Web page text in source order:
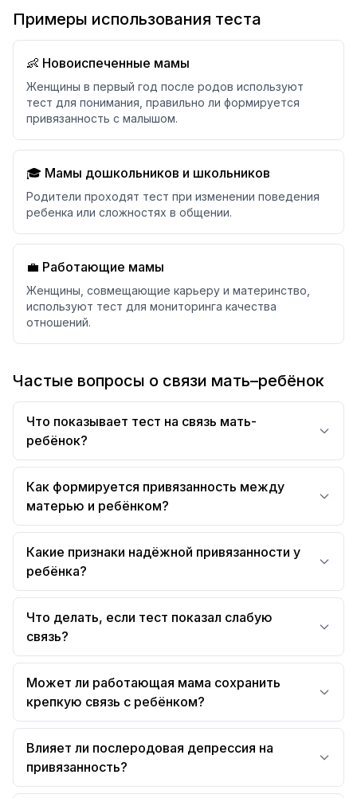
Примеры использования теста
👶 Новоиспеченные мамы
Женщины в первый год после родов используют
тест для понимания, правильно ли формируется
привязанность с малышом.
🎓 Мамы дошкольников и школьников
Родители проходят тест при изменении поведения
ребенка или сложностях в общении.
💼 Работающие мамы
Женщины, совмещающие карьеру и материнство,
используют тест для мониторинга качества
отношений.
Частые вопросы о связи мать–ребёнок
Что показывает тест на связь мать-
ребёнок?
Как формируется привязанность между
матерью и ребёнком?
Какие признаки надёжной привязанности у
ребёнка?
Что делать, если тест показал слабую
связь?
Может ли работающая мама сохранить
крепкую связь с ребёнком?
Влияет ли послеродовая депрессия на
привязанность?